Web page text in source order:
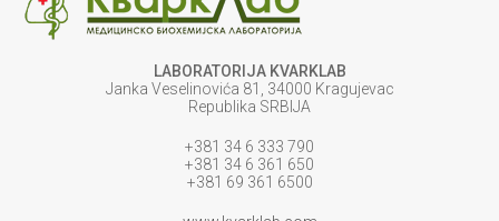
LABORATORIJA KVARKLAB
Janka Veselinovića 81, 34000 Kragujevac
Republika SRBIJA
+381 34 6 333 790
+381 34 6 361 650
+381 69 361 6500